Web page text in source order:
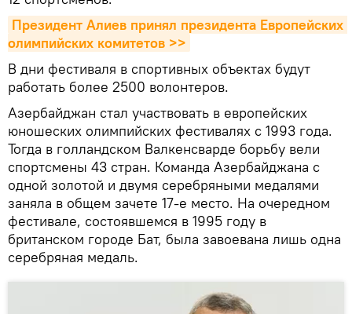
Президент Алиев принял президента Европейских
олимпийских комитетов >>
В дни фестиваля в спортивных объектах будут
работать более 2500 волонтеров.
Азербайджан стал участвовать в европейских
юношеских олимпийских фестивалях с 1993 года.
Тогда в голландском Валкенсварде борьбу вели
спортсмены 43 стран. Команда Азербайджана с
одной золотой и двумя серебряными медалями
заняла в общем зачете 17-е место. На очередном
фестивале, состоявшемся в 1995 году в
британском городе Бат, была завоевана лишь одна
серебряная медаль.